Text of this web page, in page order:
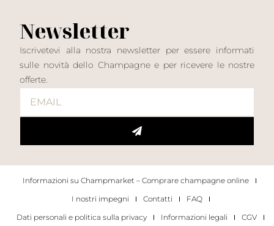
Newsletter
Iscrivetevi alla nostra newsletter per essere informati
sulle novità dello Champagne e per ricevere le nostre
offerte.
Informazioni su Champmarket – Comprare champagne online
I nostri impegni
Contatti
FAQ
Dati personali e politica sulla privacy
Informazioni legali CGV